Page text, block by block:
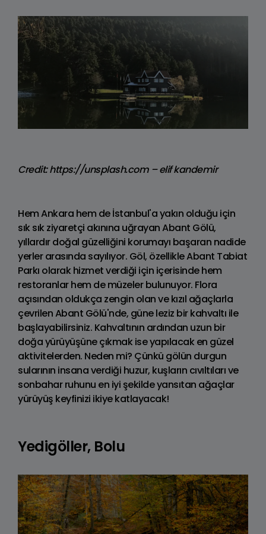
Credit: https://unsplash.com – elif kandemir
Hem Ankara hem de İstanbul'a yakın olduğu için
sık sık ziyaretçi akınına uğrayan Abant Gölü,
yıllardır doğal güzelliğini korumayı başaran nadide
yerler arasında sayılıyor. Göl, özellikle Abant Tabiat
Parkı olarak hizmet verdiği için içerisinde hem
restoranlar hem de müzeler bulunuyor. Flora
açısından oldukça zengin olan ve kızıl ağaçlarla
çevrilen Abant Gölü'nde, güne leziz bir kahvaltı ile
başlayabilirsiniz. Kahvaltının ardından uzun bir
doğa yürüyüşüne çıkmak ise yapılacak en güzel
aktivitelerden. Neden mi? Çünkü gölün durgun
sularının insana verdiği huzur, kuşların cıvıltıları ve
sonbahar ruhunu en iyi şekilde yansıtan ağaçlar
yürüyüş keyfinizi ikiye katlayacak!
Yedigöller, Bolu